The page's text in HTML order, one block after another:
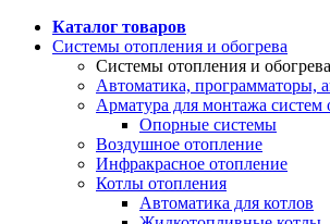
Каталог товаров
Системы отопления и обогрева
Системы отопления и обогрева
Автоматика, программаторы,
Арматура для монтажа систем
Опорные системы
Воздушное отопление
Инфракрасное отопление
Котлы отопления
Автоматика для котлов